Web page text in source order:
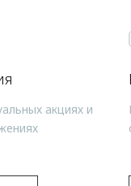
акциях и